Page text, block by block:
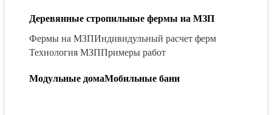
Деревянные стропильные фермы на МЗП
Фермы на МЗПИндивидульный расчет ферм
Технология МЗППримеры работ
Модульные домаМобильные бани